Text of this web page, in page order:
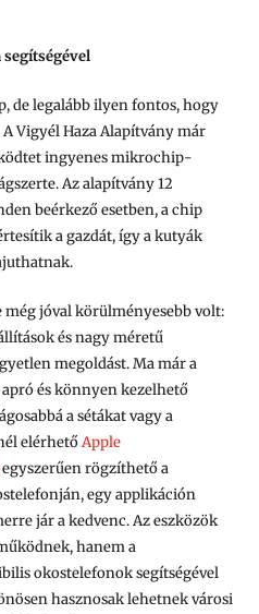
de legalább ilyen fontos, hogy
Vigyél Haza Alapítvány már
ingyenes mikrochip-
Az alapítvány 12
beérkező esetben, a chip
a gazdát, így a kutyák
még jóval körülményesebb volt:
és nagy méretű
megoldást. Ma már a
és könnyen kezelhető
a sétákat vagy a
elérhetőApple
egyszerűen rögzíthető a
egy applikáción
jár a kedvenc. Az eszközök
hanem a
okostelefonok segítségével
hasznosak lehetnek városi